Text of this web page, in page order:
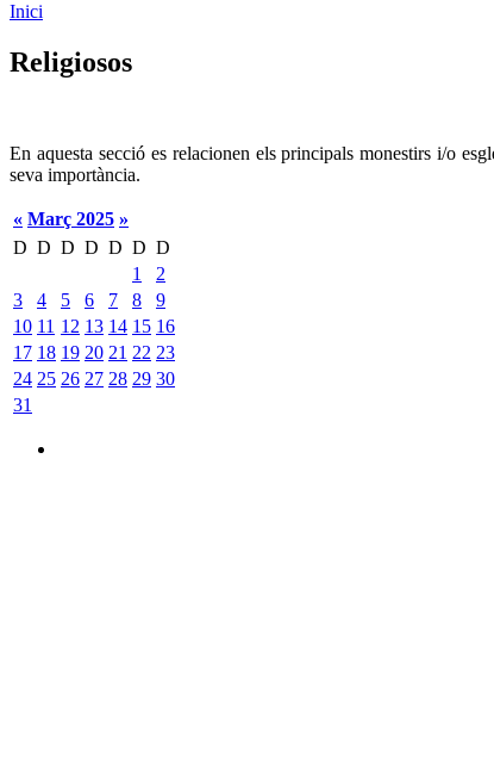
Inici
Religiosos
En aquesta secció es relacionen els principals monestirs i/o
seva importància.
« Març 2025 »
D D D D D D D
1
2
3
4 5 6 7 8
9
10 11 12 13 14 15 16
17 18 19 20 21 22 23
24 25 26 27 28 29 30
31